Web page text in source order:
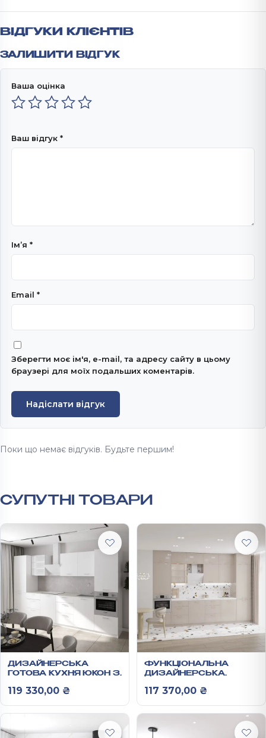
ВІДГУКИ КЛІЄНТІВ
ЗАЛИШИТИ ВІДГУК
Ваша оцінка
Ваш відгук *
Імʼя *
Email *
Зберегти моє ім'я, e-mail, та адресу сайту в цьому
браузері для моїх подальших коментарів.
Надіслати відгук
Поки що немає відгуків. Будьте першим!
СУПУТНІ ТОВАРИ
ДИЗАЙНЕРСЬКА
ГОТОВА КУХНЯ ЮКОН З
ФАСАДАМИ ТА
119 330,00 ₴
ФУНКЦІОНАЛЬНА
ДИЗАЙНЕРСЬКА
З РЕЛЬЄФНИМИ
ФАСАДАМИ 3,6 М
117 370,00 ₴